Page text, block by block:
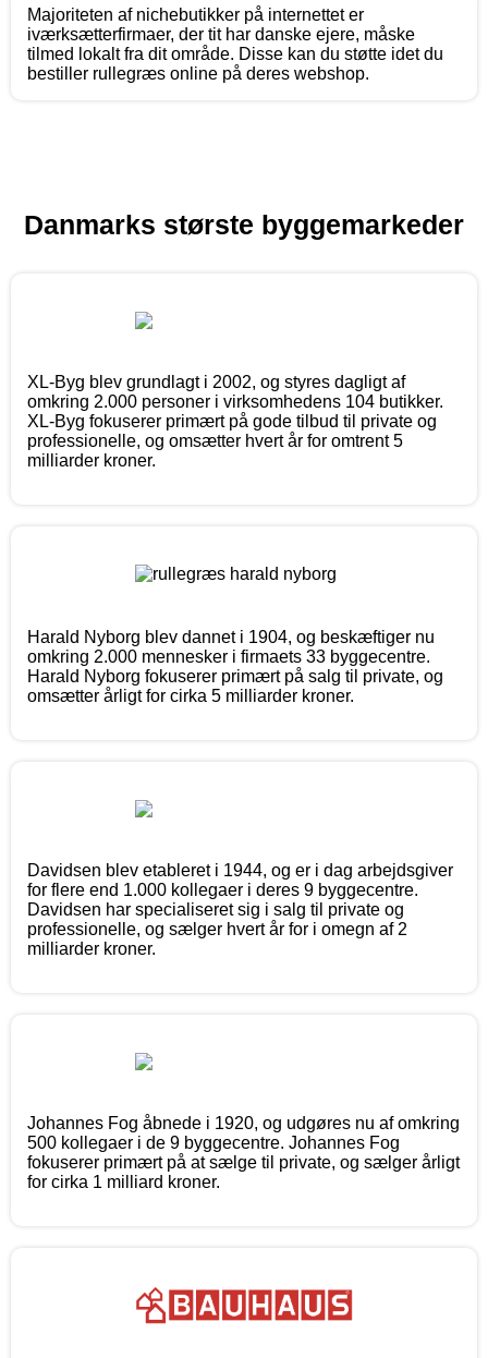
Majoriteten af nichebutikker på internettet er
iværksætterfirmaer, der tit har danske ejere, måske
tilmed lokalt fra dit område. Disse kan du støtte idet du
bestiller rullegræs online på deres webshop.
Danmarks største byggemarkeder
XL-Byg blev grundlagt i 2002, og styres dagligt af
omkring 2.000 personer i virksomhedens 104 butikker.
XL-Byg fokuserer primært på gode tilbud til private og
professionelle, og omsætter hvert år for omtrent 5
milliarder kroner.
Harald Nyborg blev dannet i 1904, og beskæftiger nu
omkring 2.000 mennesker i firmaets 33 byggecentre.
Harald Nyborg fokuserer primært på salg til private, og
omsætter årligt for cirka 5 milliarder kroner.
Davidsen blev etableret i 1944, og er i dag arbejdsgiver
for flere end 1.000 kollegaer i deres 9 byggecentre.
Davidsen har specialiseret sig i salg til private og
professionelle, og sælger hvert år for i omegn af 2
milliarder kroner.
Johannes Fog åbnede i 1920, og udgøres nu af omkring
500 kollegaer i de 9 byggecentre. Johannes Fog
fokuserer primært på at sælge til private, og sælger årligt
for cirka 1 milliard kroner.